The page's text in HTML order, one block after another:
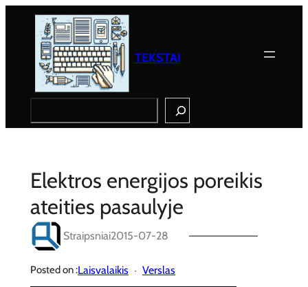
TEKSTAI
Elektros energijos poreikis
ateities pasaulyje
Straipsniai2015-07-28
Posted on :Laisvalaikis Verslas